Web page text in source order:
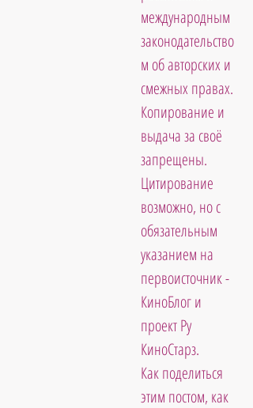
международным
законодательство
м об авторских и
смежных правах.
Копирование и
выдача за своё
запрещены.
Цитирование
возможно, но с
обязательным
указанием на
первоисточник -
КиноБлог и
проект Ру
КиноСтарз.
Как поделиться
этим постом, как